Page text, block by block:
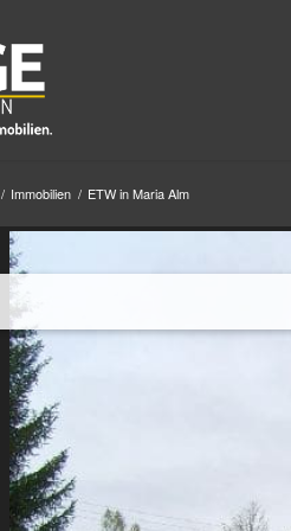
/ Immobilien / ETW in Maria Alm